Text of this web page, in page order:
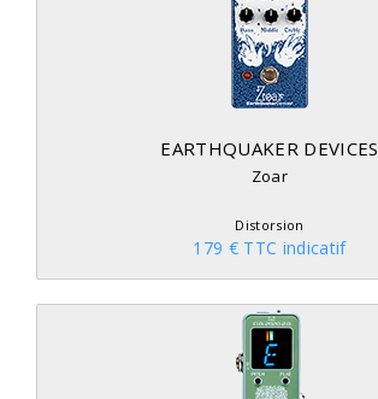
EARTHQUAKER DEVICES
Zoar
Distorsion
179 € TTC indicatif